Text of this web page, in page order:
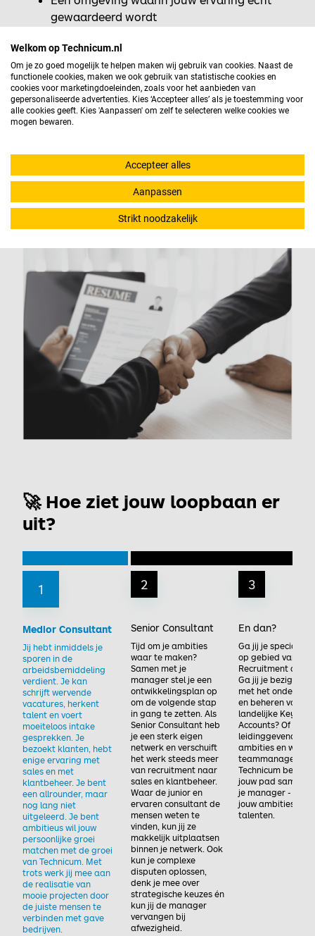
gewaardeerd wordt
maat, voor technisch talent maar óók voor jou
De kracht en stabiliteit van RGF Staffing als
moederorganisatie
Een sterk merk dat in de techniek bekendstaat
om vakmanschap én ontwikkeling
Bij Technicum maak jij het verschil—voor je
kandidaten, je klanten én voor jezelf.
🚀 Hoe ziet jouw loopbaan er
uit?
1
Medior Consultant
Jij hebt inmiddels je
sporen in de
arbeidsbemiddeling
verdient. Je kan
schrijft wervende
vacatures, herkent
talent en voert
moeiteloos intake
gesprekken. Je
bezoekt klanten, hebt
enige ervaring met
sales en met
klantbeheer. Je bent
een allrounder, maar
nog lang niet
uitgeleerd. Je bent
ambitieus wil jouw
persoonlijke groei
matchen met de groei
van Technicum. Met
trots werk jij mee aan
de realisatie van
mooie projecten door
de juiste mensen te
verbinden met gave
bedrijven.
2
Senior Consultant
Tijd om je ambities
waar te maken?
Samen met je
manager stel je een
ontwikkelingsplan op
om de volgende stap
in gang te zetten. Als
Senior Consultant heb
je een sterk eigen
netwerk en verschuift
het werk steeds meer
van recruitment naar
sales en klantbeheer.
Waar de junior en
ervaren consultant de
mensen weten te
vinden, kun jij ze
makkelijk uitplaatsen
binnen je netwerk. Ook
kun je complexe
disputen oplossen,
denk je mee over
strategische keuzes én
kun jij de manager
vervangen bij
afwezigheid.
3
En dan?
Ga jij je
op gebied van
Recruitment of
Ga jij je
met het
en beheren van
landelijke Key-
Accounts? Of heb
leidinggevende
ambities en word
teammanager? Bij
Technicum bepaal
jouw pad samen
je manager - in
jouw ambities en
talenten.
Welkom op Technicum.nl
Om je zo goed mogelijk te helpen maken wij gebruik van cookies. Naast de
functionele cookies, maken we ook gebruik van statistische cookies en
cookies voor marketingdoeleinden, zoals voor het aanbieden van
gepersonaliseerde advertenties. Kies ‘Accepteer alles’ als je toestemming voor
alle cookies geeft. Kies 'Aanpassen' om zelf te selecteren welke cookies we
mogen bewaren.
Accepteer alles
Aanpassen
Strikt noodzakelijk